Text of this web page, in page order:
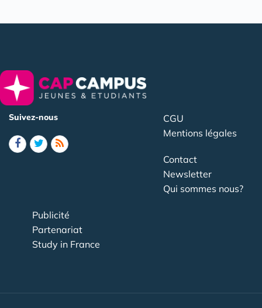
Suivez-nous
CGU
Mentions légales
Contact
Newsletter
Qui sommes nous?
Publicité
Partenariat
Study in France